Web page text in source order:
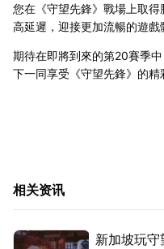
您在《守望先鋒》戰場上取
高延遲，迎接更加流暢的遊戲
期待在即將到來的第20賽季
下一同享受《守望先鋒》的精
相关资讯
新加坡玩